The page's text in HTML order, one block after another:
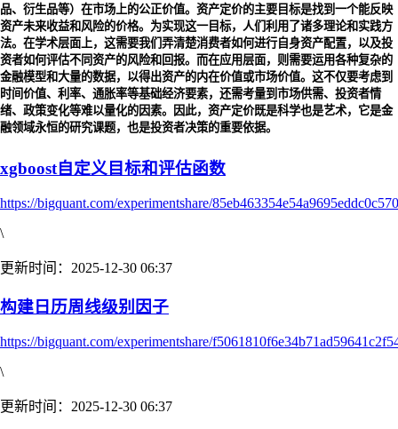
品、衍生品等）在市场上的公正价值。资产定价的主要目标是找到一个能反映
资产未来收益和风险的价格。为实现这一目标，人们利用了诸多理论和实践方
法。在学术层面上，这需要我们弄清楚消费者如何进行自身资产配置，以及投
资者如何评估不同资产的风险和回报。而在应用层面，则需要运用各种复杂的
金融模型和大量的数据，以得出资产的内在价值或市场价值。这不仅要考虑到
时间价值、利率、通胀率等基础经济要素，还需考量到市场供需、投资者情
绪、政策变化等难以量化的因素。因此，资产定价既是科学也是艺术，它是金
融领域永恒的研究课题，也是投资者决策的重要依据。
xgboost自定义目标和评估函数
https://bigquant.com/experimentshare/
\
更新时间：2025-12-30 06:37
构建日历周线级别因子
https://bigquant.com/experimentshare/
\
更新时间：2025-12-30 06:37